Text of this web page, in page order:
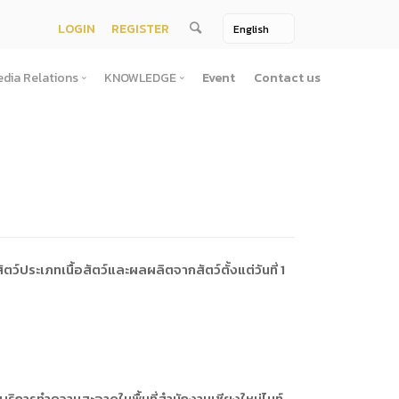
LOGIN REGISTER
ารณะ
Relations
Photo
KNOWLEDGE Event Contact us
ว์ประเภทเนื้อสัตว์และผลผลิตจากสัตว์ตั้งแต่วันที่ 1